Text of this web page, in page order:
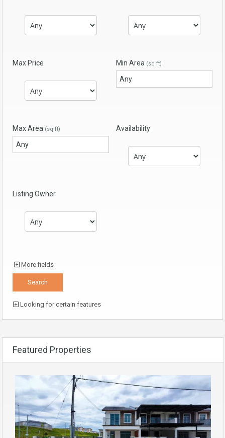
Max Price Min Area (sq ft)
Max Area (sq ft) Availability
Listing Owner
More fields
Looking for certain features
Featured Properties